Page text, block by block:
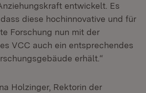
entwickelt. Es
diese hochinnovative und für
Forschung nun mit der
VCC auch ein entsprechendes
erhält.“
Holzinger, Rektorin der